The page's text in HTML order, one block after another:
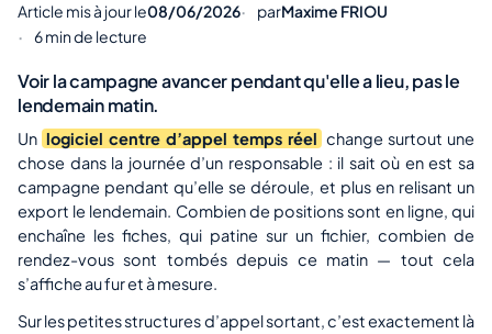
Article mis à jour le08/06/2026 parMaxime FRIOU
6 min de lecture
Voir la campagne avancer pendant qu'elle a lieu, pas le
lendemain matin.
Un logiciel centre d’appel temps réel change surtout une
chose dans la journée d’un responsable : il sait où en est sa
campagne pendant qu’elle se déroule, et plus en relisant un
export le lendemain. Combien de positions sont en ligne, qui
enchaîne les fiches, qui patine sur un fichier, combien de
rendez-vous sont tombés depuis ce matin — tout cela
s’affiche au fur et à mesure.
Sur les petites structures d’appel sortant, c’est exactement là